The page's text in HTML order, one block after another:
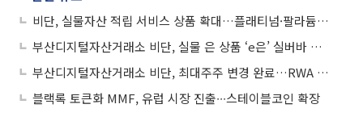
비단, 실물자산 적립 서비스 상품 확대…플래티넘·팔라듐 추가
부산디지털자산거래소 비단, 실물 은 상품 ‘e은’ 실버바 인도 완료
부산디지털자산거래소 비단, 최대주주 변경 완료…RWA 확장 본격화
블랙록 토큰화 MMF, 유럽 시장 진출∙∙∙스테이블코인 확장